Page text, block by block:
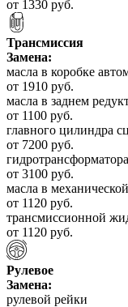
от 1330 руб.
Трансмиссия
Замена:
масла в коробке
от 1910 руб.
масла в заднем
от 1100 руб.
главного цилиндра
от 7200 руб.
гидротрансформатора
от 3100 руб.
масла в
от 1120 руб.
трансмиссионной
от 1120 руб.
Рулевое
Замена:
рулевой рейки